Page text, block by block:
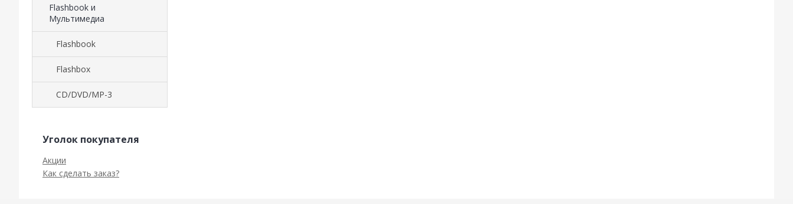
Flashbook и
Мультимедиа
Flashbook
Flashbox
CD/DVD/MP-3
Уголок покупателя
Акции
Как сделать заказ?